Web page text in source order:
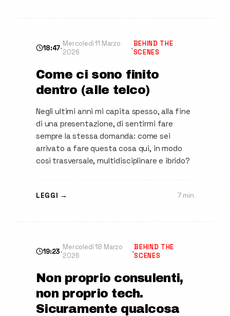
18:47•Mercoledì 11 Marzo
2026
•BEHIND THE
SCENES
Come ci sono finito
dentro (alle telco)
Negli ultimi anni mi capita spesso, alla fine
di una presentazione, di sentirmi fare
sempre la stessa domanda: come sei
arrivato a fare questa cosa qui, in modo
così trasversale, multidisciplinare e ibrido?
LEGGI → 7 min
19:23•Mercoledì 18 Marzo
2026
•BEHIND THE
SCENES
Non proprio consulenti,
non proprio tech.
Sicuramente qualcosa